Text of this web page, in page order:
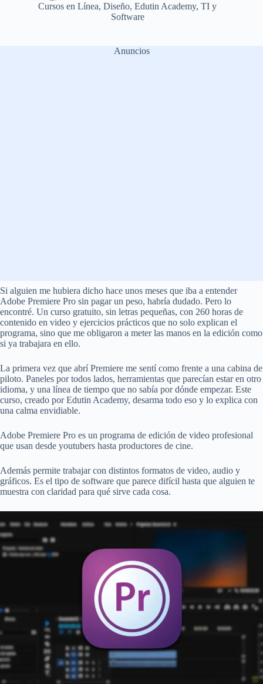
Cursos en Línea,Diseño,Edutin Academy,TI y
Software
Anuncios
Si alguien me hubiera dicho hace unos meses que iba a entender
Adobe Premiere Pro sin pagar un peso, habría dudado. Pero lo
encontré. Un curso gratuito, sin letras pequeñas, con 260 horas de
contenido en video y ejercicios prácticos que no solo explican el
programa, sino que me obligaron a meter las manos en la edición como
si ya trabajara en ello.
La primera vez que abrí Premiere me sentí como frente a una cabina de
piloto. Paneles por todos lados, herramientas que parecían estar en otro
idioma, y una línea de tiempo que no sabía por dónde empezar. Este
curso, creado por Edutin Academy, desarma todo eso y lo explica con
una calma envidiable.
Adobe Premiere Pro es un programa de edición de video profesional
que usan desde youtubers hasta productores de cine.
Además permite trabajar con distintos formatos de video, audio y
gráficos. Es el tipo de software que parece difícil hasta que alguien te
muestra con claridad para qué sirve cada cosa.